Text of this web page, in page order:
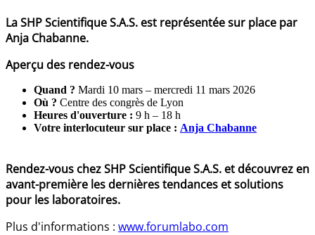
La SHP Scientifique S.A.S. est représentée sur place par
Anja Chabanne.
Aperçu des rendez-vous
Quand ? Mardi 10 mars – mercredi 11 mars 2026
Où ? Centre des congrès de Lyon
Heures d'ouverture : 9 h – 18 h
Votre interlocuteur sur place : Anja Chabanne
Rendez-vous chez SHP Scientifique S.A.S. et découvrez en
avant-première les dernières tendances et solutions
pour les laboratoires.
Plus d'informations : www.forumlabo.com